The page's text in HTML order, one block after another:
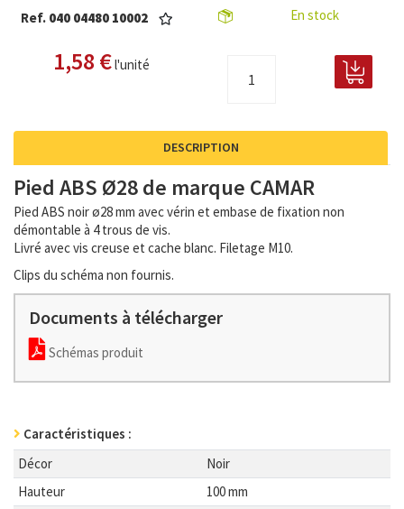
Ref. 040 04480 10002 En stock
1,58 €l'unité
DESCRIPTION
Pied ABS Ø28 de marque CAMAR
Pied ABS noir ø28 mm avec vérin et embase de fixation non
démontable à 4 trous de vis.
Livré avec vis creuse et cache blanc. Filetage M10.
Clips du schéma non fournis.
Documents à télécharger
Schémas produit
Caractéristiques :
Décor
Noir
Hauteur
100 mm